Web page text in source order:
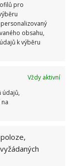
pro
obsahu,
k výběru
Vždy aktivní
údajů,
s pračkou
tam, kde se
vlhkosti.
když jste našli
V takové